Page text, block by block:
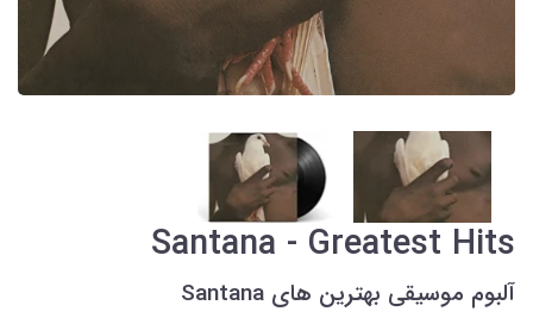
Santana - Greatest Hits
آلبوم موسیقی بهترین های Santana